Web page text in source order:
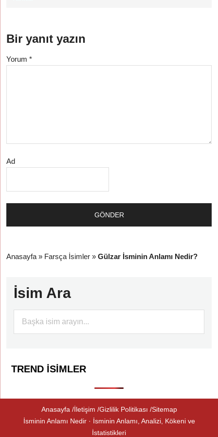
Bir yanıt yazın
Yorum*
Ad
Anasayfa » Farsça İsimler »Gülzar İsminin Anlamı Nedir?
İsim Ara
TREND İSIMLER
Anasayfa İletişim Gizlilik Politikası Sitemap
İsminin Anlamı Nedir · İsminin Anlamı, Analizi, Kökeni ve
İstatistikleri